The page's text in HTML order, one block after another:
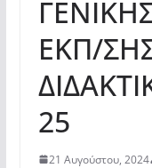
ΕΚΠ/
25
21 Αυγούστου, 2024